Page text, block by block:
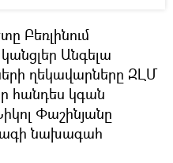
Բեռլինում
Անգելա
ղեկավարները ԶԼՄ
հանդես կգան
Փաշինյանը
նախագահ